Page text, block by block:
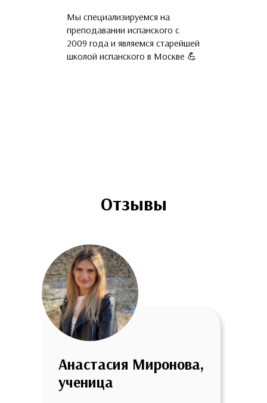
Мы специализируемся на
преподавании испанского с
2009 года и являемся старейшей
школой испанского в Москве 💪
Отзывы
Анастасия Миронова,
ученица